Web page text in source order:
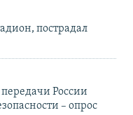
пострадал
России
– опрос